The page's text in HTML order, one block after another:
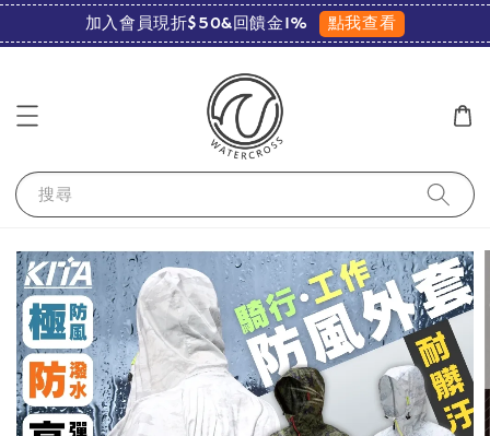
加入會員現折$50&回饋金1% 點我查看
搜尋